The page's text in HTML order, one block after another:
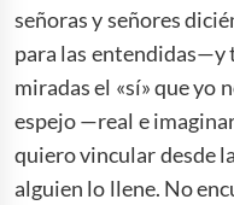
señoras y señores
para las entendidas—y
miradas el «sí» que yo
espejo —real e
quiero vincular desde
alguien lo llene. No